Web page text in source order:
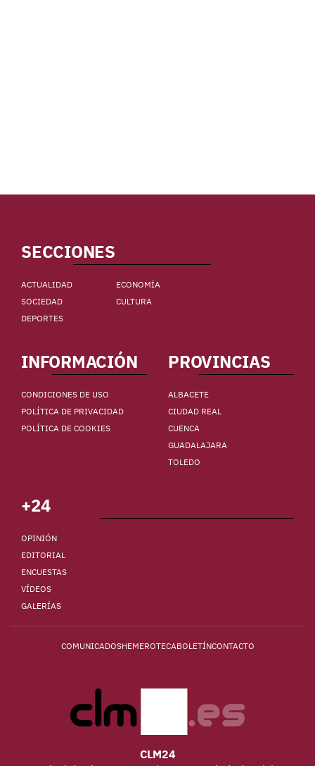
SECCIONES
ACTUALIDAD
ECONOMÍA
SOCIEDAD
CULTURA
DEPORTES
INFORMACIÓN
CONDICIONES DE USO
POLÍTICA DE PRIVACIDAD
POLÍTICA DE COOKIES
PROVINCIAS
ALBACETE
CIUDAD REAL
CUENCA
GUADALAJARA
TOLEDO
+24
OPINIÓN
EDITORIAL
ENCUESTAS
VÍDEOS
GALERÍAS
COMUNICADOSHEMEROTECABOLETÍNCONTACTO
CLM24